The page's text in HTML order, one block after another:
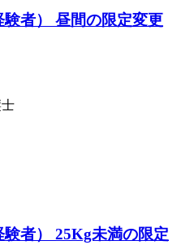
者） ​昼間の限定変更
者） ​25Kg未満の限定